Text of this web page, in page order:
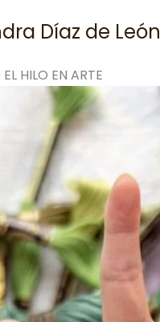
Díaz de León
HILO EN ARTE